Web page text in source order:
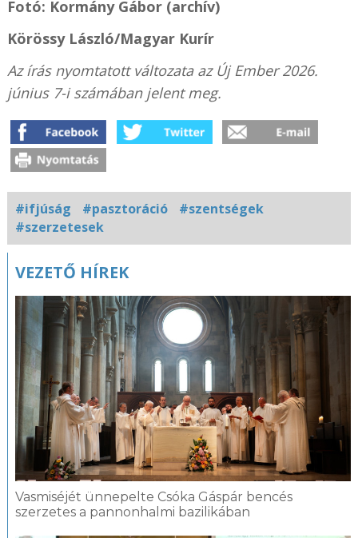
Fotó: Kormány Gábor (archív)
Körössy László/Magyar Kurír
Az írás nyomtatott változata az Új Ember 2026.
június 7-i számában jelent meg.
#ifjúság #pasztoráció
#szentségek
#szerzetesek
Kapcsolódó
VEZETŐ HÍREK
Vasmiséjét ünnepelte Csóka Gáspár bencés
szerzetes a pannonhalmi bazilikában